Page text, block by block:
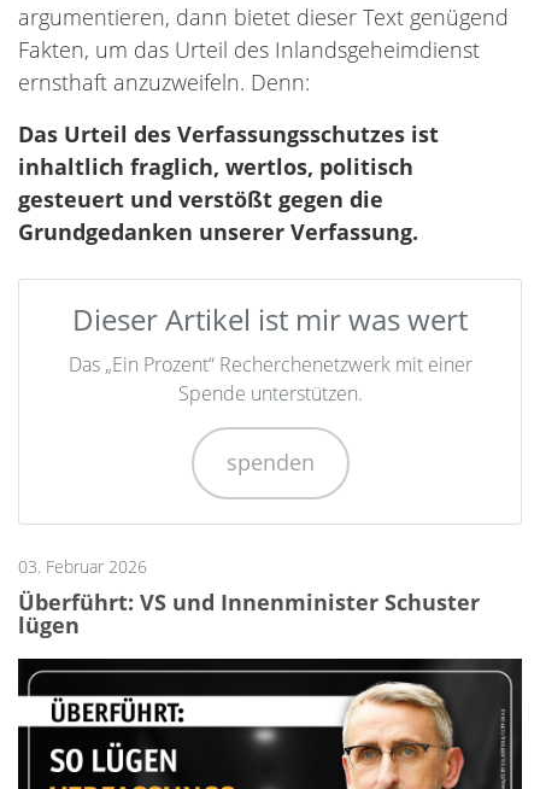
argumentieren, dann bietet dieser Text genügend
Fakten, um das Urteil des Inlandsgeheimdienst
ernsthaft anzuzweifeln. Denn:
Das Urteil des Verfassungsschutzes ist
inhaltlich fraglich, wertlos, politisch
gesteuert und verstößt gegen die
Grundgedanken unserer Verfassung.
Dieser Artikel ist mir was wert
Das „Ein Prozent“ Recherchenetzwerk mit einer
Spende unterstützen.
spenden
03. Februar 2026
Überführt: VS und Innenminister Schuster
lügen